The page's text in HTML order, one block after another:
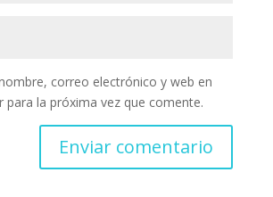
correo electrónico y web en
para la próxima vez que comente.